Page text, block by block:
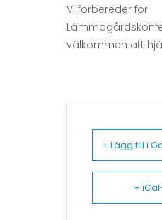
Vi förbereder för
välkommen att
+ Lägg till i
+